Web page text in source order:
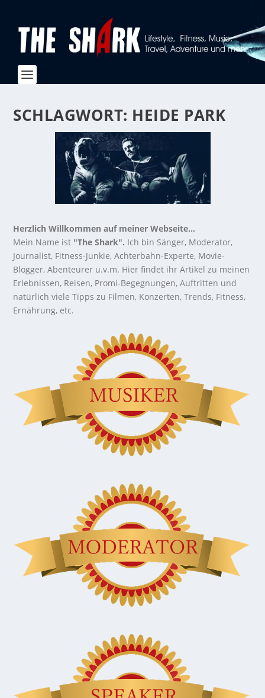
SCHLAGWORT: HEIDE PARK
Herzlich Willkommen auf meiner Webseite...
Mein Name ist "The Shark". Ich bin Sänger, Moderator,
Journalist, Fitness-Junkie, Achterbahn-Experte, Movie-
Blogger, Abenteurer u.v.m. Hier findet ihr Artikel zu meinen
Erlebnissen, Reisen, Promi-Begegnungen, Auftritten und
natürlich viele Tipps zu Filmen, Konzerten, Trends, Fitness,
Ernährung, etc.